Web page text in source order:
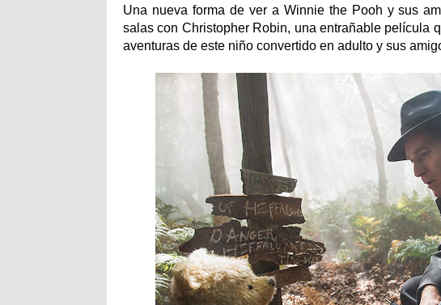
Una nueva forma de ver a Winnie the Pooh y sus
salas con Christopher Robin, una entrañable película
aventuras de este niño convertido en adulto y sus